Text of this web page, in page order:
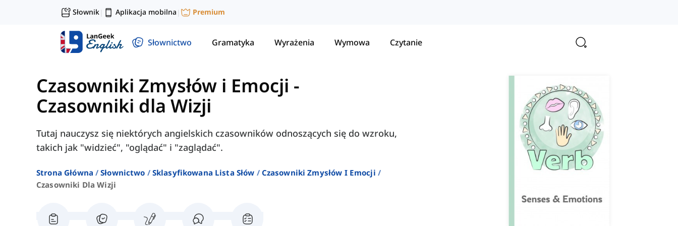
Słownik| Aplikacja mobilna | Premium
Słownictwo Gramatyka Wyrażenia Wymowa Czytanie
Czasowniki Zmysłów i Emocji -
Czasowniki dla Wizji
Tutaj nauczysz się niektórych angielskich czasowników odnoszących się do wzroku,
takich jak "widzieć", "oglądać" i "zaglądać".
Strona Główna Słownictwo Sklasyfikowana Lista Słów
Czasowniki Zmysłów I Emocji
Czasowniki Dla Wizji